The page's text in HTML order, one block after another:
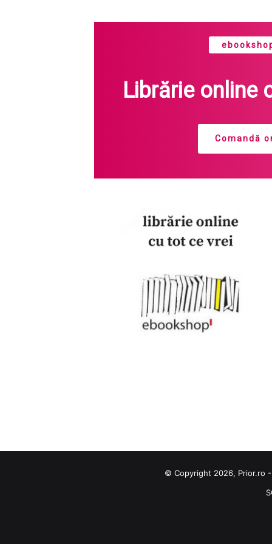
Librărie online
Comandă
© Copyright 2026, Prior.ro